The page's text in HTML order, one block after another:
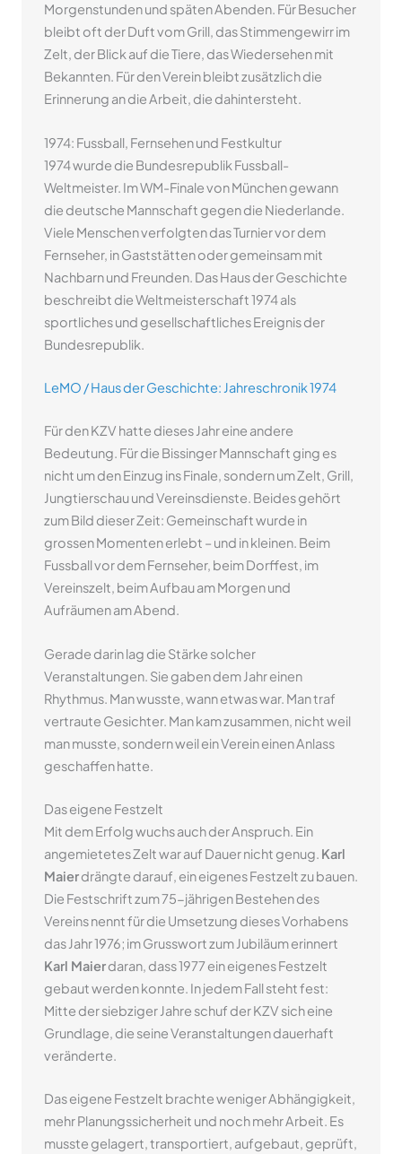
Morgenstunden und späten Abenden. Für Besucher
bleibt oft der Duft vom Grill, das Stimmengewirr im
Zelt, der Blick auf die Tiere, das Wiedersehen mit
Bekannten. Für den Verein bleibt zusätzlich die
Erinnerung an die Arbeit, die dahintersteht.
1974: Fussball, Fernsehen und Festkultur
1974 wurde die Bundesrepublik Fussball-
Weltmeister. Im WM-Finale von München gewann
die deutsche Mannschaft gegen die Niederlande.
Viele Menschen verfolgten das Turnier vor dem
Fernseher, in Gaststätten oder gemeinsam mit
Nachbarn und Freunden. Das Haus der Geschichte
beschreibt die Weltmeisterschaft 1974 als
sportliches und gesellschaftliches Ereignis der
Bundesrepublik.
LeMO / Haus der Geschichte: Jahreschronik 1974
Für den KZV hatte dieses Jahr eine andere
Bedeutung. Für die Bissinger Mannschaft ging es
nicht um den Einzug ins Finale, sondern um Zelt, Grill,
Jungtierschau und Vereinsdienste. Beides gehört
zum Bild dieser Zeit: Gemeinschaft wurde in
grossen Momenten erlebt – und in kleinen. Beim
Fussball vor dem Fernseher, beim Dorffest, im
Vereinszelt, beim Aufbau am Morgen und
Aufräumen am Abend.
Gerade darin lag die Stärke solcher
Veranstaltungen. Sie gaben dem Jahr einen
Rhythmus. Man wusste, wann etwas war. Man traf
vertraute Gesichter. Man kam zusammen, nicht weil
man musste, sondern weil ein Verein einen Anlass
geschaffen hatte.
Das eigene Festzelt
Mit dem Erfolg wuchs auch der Anspruch. Ein
angemietetes Zelt war auf Dauer nicht genug. Karl
Maierdrängte darauf, ein eigenes Festzelt zu bauen.
Die Festschrift zum 75-jährigen Bestehen des
Vereins nennt für die Umsetzung dieses Vorhabens
das Jahr 1976; im Grusswort zum Jubiläum erinnert
Karl Maierdaran, dass 1977 ein eigenes Festzelt
gebaut werden konnte. In jedem Fall steht fest:
Mitte der siebziger Jahre schuf der KZV sich eine
Grundlage, die seine Veranstaltungen dauerhaft
veränderte.
Das eigene Festzelt brachte weniger Abhängigkeit,
mehr Planungssicherheit und noch mehr Arbeit. Es
musste gelagert, transportiert, aufgebaut, geprüft,